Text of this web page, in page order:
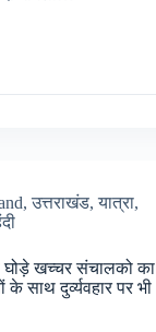
,उत्तराखंड,यात्रा,
घोड़े खच्चर संचालको का
साथ दुर्व्यवहार पर भी